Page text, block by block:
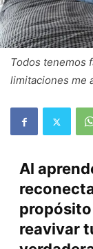
Todos tenemos
limitaciones me
Al
propósito
reavivar